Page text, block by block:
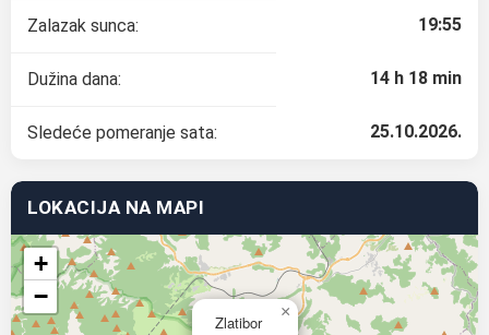
Zalazak sunca: 19:55
Dužina dana: 14 h 18 min
Sledeće pomeranje sata: 25.10.2026.
LOKACIJA NA MAPI
Zlatibor
×
+
−